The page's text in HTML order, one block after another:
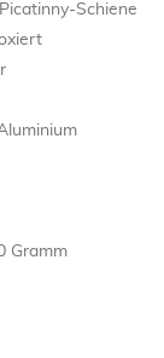
Schiene
Gramm